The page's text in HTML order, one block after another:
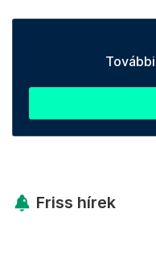
Friss hírek